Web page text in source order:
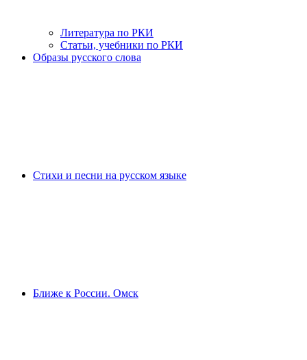
Литература по РКИ
Статьи, учебники по РКИ
Образы русского слова
Стихи и песни на русском языке
Ближе к России. Омск